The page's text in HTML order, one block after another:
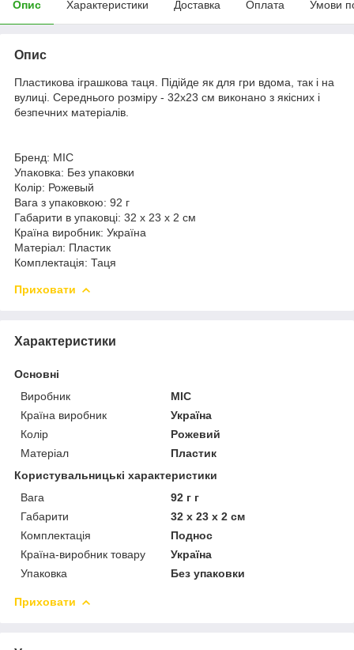
Опис Характеристики Доставка Оплата Умови
Опис
Пластикова іграшкова таця. Підійде як для гри вдома, так і на
вулиці. Середнього розміру - 32х23 см виконано з якісних і
безпечних матеріалів.
Бренд: MIC
Упаковка: Без упаковки
Колір: Рожевый
Вага з упаковкою: 92 г
Габарити в упаковці: 32 x 23 x 2 см
Країна виробник: Україна
Матеріал: Пластик
Комплектація: Таця
Приховати
Характеристики
Основні
Виробник
MIC
Країна виробник
Україна
Колір
Рожевий
Матеріал
Пластик
Користувальницькі характеристики
Вага
92 г г
Габарити
32 x 23 x 2 см
Комплектація
Поднос
Країна-виробник товару
Україна
Упаковка
Без упаковки
Приховати